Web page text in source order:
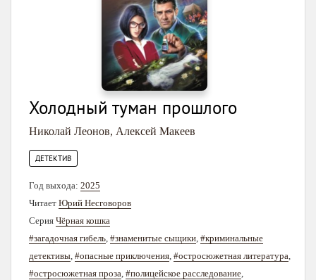
Холодный туман прошлого
Николай Леонов, Алексей Макеев
ДЕТЕКТИВ
Год выхода: 2025
Читает Юрий Несговоров
Серия Чёрная кошка
#загадочная гибель, #знаменитые сыщики, #криминальные
детективы, #опасные приключения, #остросюжетная литература,
#остросюжетная проза, #полицейское расследование,